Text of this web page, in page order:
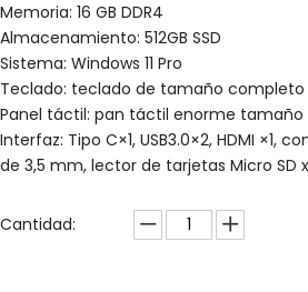
Memoria: 16 GB DDR4
Almacenamiento: 512GB SSD
Sistema: Windows 11 Pro
Teclado: teclado de tamaño completo
Panel táctil: pan táctil enorme tamaño
Interfaz: Tipo C×1, USB3.0×2, HDMI ×1,
de 3,5 mm, lector de tarjetas Micro SD x
Cantidad: